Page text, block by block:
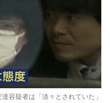
容疑者は「淡々とされていた」